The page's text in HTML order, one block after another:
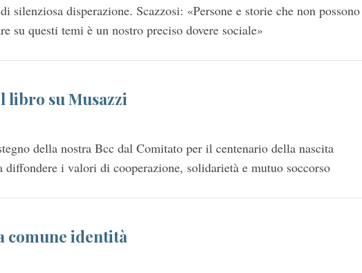
silenziosa disperazione. Scazzosi: «Persone e storie che non possono
su questi temi è un nostro preciso dovere sociale»
libro su Musazzi
della nostra Bcc dal Comitato per il centenario della nascita
diffondere i valori di cooperazione, solidarietà e mutuo soccorso
comune identità